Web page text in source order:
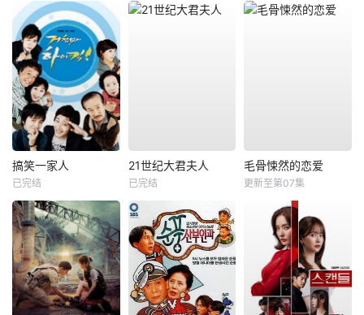
搞笑一家人
已完结
21世纪大君夫人
已完结
毛骨悚然的恋爱
更新至第07集